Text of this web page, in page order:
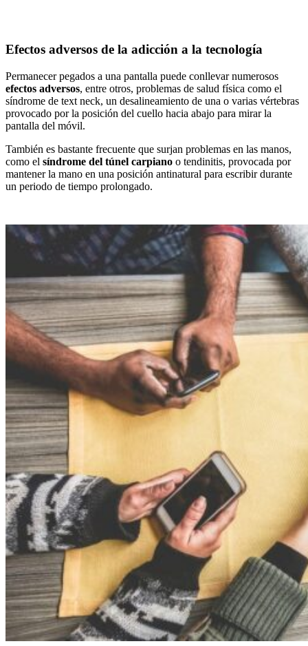
Efectos adversos de la adicción a la tecnología
Permanecer pegados a una pantalla puede conllevar numerosos
efectos adversos, entre otros, problemas de salud física como el
síndrome de text neck, un desalineamiento de una o varias vértebras
provocado por la posición del cuello hacia abajo para mirar la
pantalla del móvil.
También es bastante frecuente que surjan problemas en las manos,
como el síndrome del túnel carpiano o tendinitis, provocada por
mantener la mano en una posición antinatural para escribir durante
un periodo de tiempo prolongado.